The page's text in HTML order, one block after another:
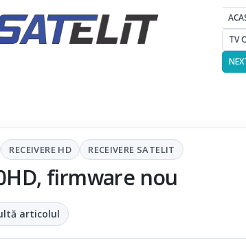
TV
RECEIVERE HD RECEIVERE SATELIT
firmware nou
articolul